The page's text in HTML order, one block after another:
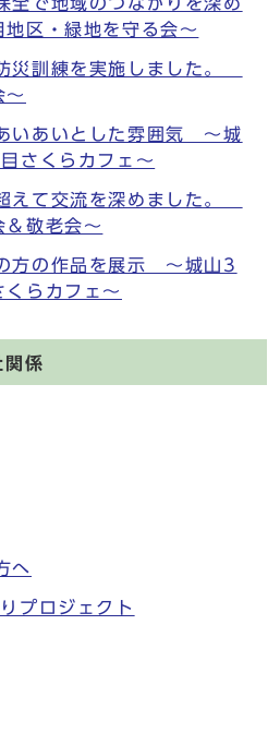
区・緑地を守る会～
災訓練を実施しました。
～
いあいとした雰囲気 ～城
さくらカフェ～
えて交流を深めました。
敬老会～
方の作品を展示 ～城山3
らカフェ～
関係
へ
プロジェクト